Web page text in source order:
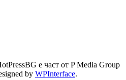
е част от P Media Group
by WPInterface.